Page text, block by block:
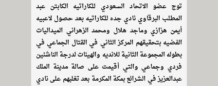
توج عضو الاتحاد السعودي للكاراتيه الكابتن عبد
المطلب البرقاوي نادي جده للكاراتيه بعد حصول لاعبيه
أيمن هزازي وماجد هلال ومحمد الزهراني الميداليات
الفضيه بتحقيقهم المركز الثاني في القتال الجماعي في
بطوله المجموعة الثانية للانديه والهيئات لدرجة الناشئين
فردي وجماعي والتي أقيمت على صالة مدينة الملك
عبدالعزيز في الشرائع بمكة المكرمة بعد تغلبهم على نادي